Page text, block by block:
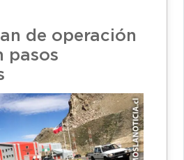
de operación
pasos